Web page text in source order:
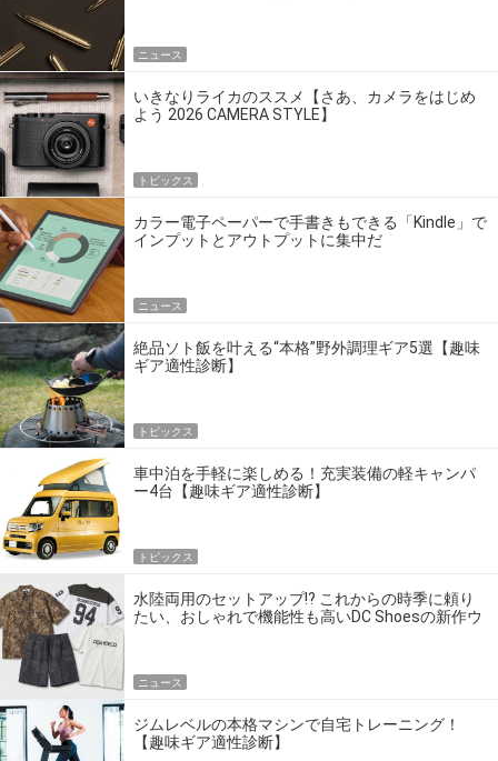
ニュース
いきなりライカのススメ【さあ、カメラをはじめ
よう 2026 CAMERA STYLE】
トピックス
カラー電子ペーパーで手書きもできる「Kindle」で
インプットとアウトプットに集中だ
ニュース
絶品ソト飯を叶える“本格”野外調理ギア5選【趣味
ギア適性診断】
トピックス
車中泊を手軽に楽しめる！充実装備の軽キャンパ
ー4台【趣味ギア適性診断】
トピックス
水陸両用のセットアップ!? これからの時季に頼り
たい、おしゃれで機能性も高いDC Shoesの新作ウ
ニュース
ジムレベルの本格マシンで自宅トレーニング！
【趣味ギア適性診断】